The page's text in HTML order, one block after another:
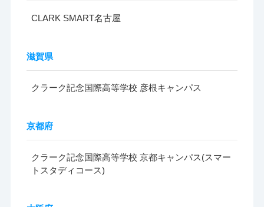
CLARK SMART名古屋
滋賀県
クラーク記念国際高等学校 彦根キャンパス
京都府
クラーク記念国際高等学校 京都キャンパス(スマー
トスタディコース)